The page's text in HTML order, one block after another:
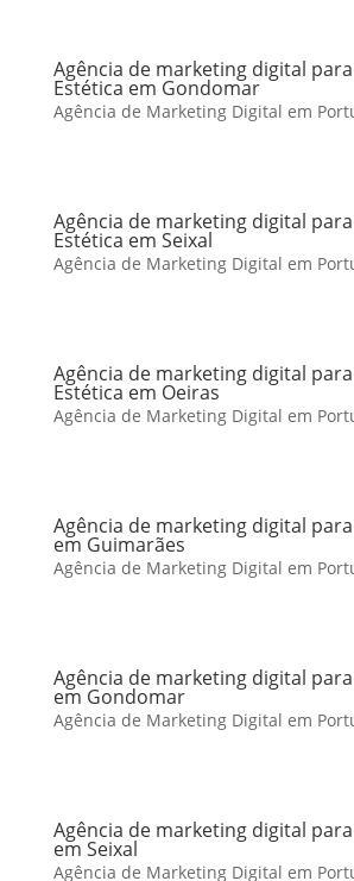
Agência de marketing digital
Estética em Gondomar
Agência de Marketing Digital em
Agência de marketing digital
Estética em Seixal
Agência de Marketing Digital em
Agência de marketing digital
Estética em Oeiras
Agência de Marketing Digital em
Agência de marketing digital
em Guimarães
Agência de Marketing Digital em
Agência de marketing digital
em Gondomar
Agência de Marketing Digital em
Agência de marketing digital
em Seixal
Agência de Marketing Digital em